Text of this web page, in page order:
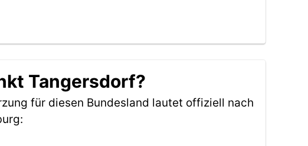
Tangersdorf?
für diesen Bundesland lautet offiziell nach